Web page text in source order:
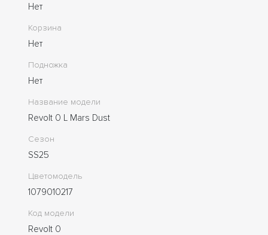
Нет
Корзина
Нет
Подножка
Нет
Название модели
Revolt 0 L Mars Dust
Сезон
SS25
Цветомодель
1079010217
Код модели
Revolt 0